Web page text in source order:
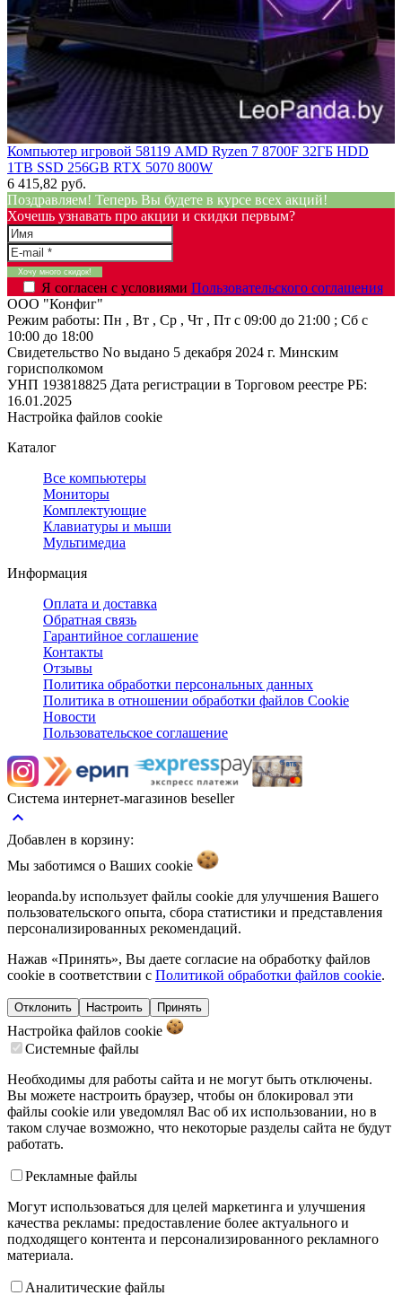
Компьютер игровой 58119 AMD Ryzen 7 8700F 32ГБ HDD
1TB SSD 256GB RTX 5070 800W
6 415,82 руб.
Поздравляем! Теперь Вы будете в курсе всех акций!
Хочешь узнавать про акции и скидки первым?
Я согласен с условиями Пользовательского соглашения
ООО "Конфиг"
Режим работы: Пн , Вт , Ср , Чт , Пт c 09:00 до 21:00 ; Сб c
10:00 до 18:00
Свидетельство No выдано 5 декабря 2024 г. Минским
горисполкомом
УНП 193818825 Дата регистрации в Торговом реестре РБ:
16.01.2025
Настройка файлов cookie
Каталог
Все компьютеры
Мониторы
Комплектующие
Клавиатуры и мыши
Мультимедиа
Информация
Оплата и доставка
Обратная связь
Гарантийное соглашение
Контакты
Отзывы
Политика обработки персональных данных
Политика в отношении обработки файлов Cookie
Новости
Пользовательское соглашение
Система интернет-магазинов beseller
keyboard_arrow_up
Добавлен в корзину:
Мы заботимся о Ваших cookie
leopanda.by использует файлы cookie для улучшения Вашего
пользовательского опыта, сбора статистики и представления
персонализированных рекомендаций.
Нажав «Принять», Вы даете согласие на обработку файлов
cookie в соответствии с Политикой обработки файлов cookie.
Отклонить Настроить Принять
Настройка файлов cookie
Системные файлы
Необходимы для работы сайта и не могут быть отключены.
Вы можете настроить браузер, чтобы он блокировал эти
файлы cookie или уведомлял Вас об их использовании, но в
таком случае возможно, что некоторые разделы сайта не будут
работать.
Рекламные файлы
Могут использоваться для целей маркетинга и улучшения
качества рекламы: предоставление более актуального и
подходящего контента и персонализированного рекламного
материала.
Аналитические файлы